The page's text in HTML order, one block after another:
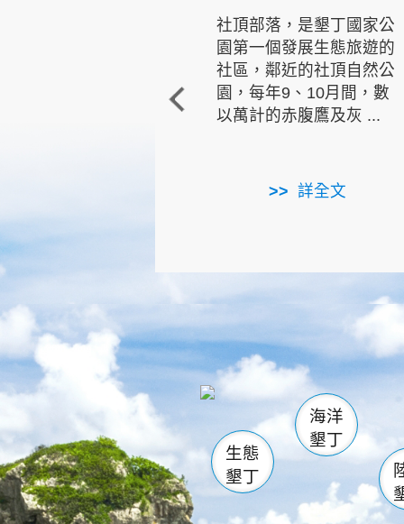
社頂部落，是墾丁國家公
園第一個發展生態旅遊的
社區，鄰近的社頂自然公
園，每年9、10月間，數
以萬計的赤腹鷹及灰 ...
詳全文
龜山 海生館
恆春
龍鑾潭自
瓊麻館
關山
白砂
生態
墾丁
海洋
墾丁